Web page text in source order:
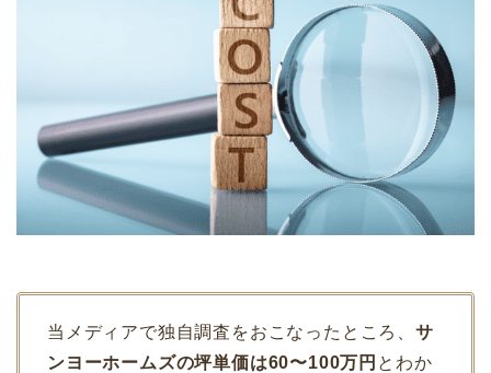
当メディアで独自調査をおこなったところ、 サ
ンヨーホームズの坪単価は60〜100万円 とわか